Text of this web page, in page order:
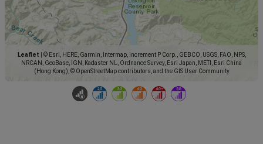
Leaflet
© Esri, HERE, Garmin, Intermap, increment P Corp., GEBCO, USGS, FAO, NPS,
NRCAN, GeoBase, IGN, Kadaster NL, Ordnance Survey, Esri Japan, METI, Esri China
(Hong Kong), © OpenStreetMap contributors, and the GIS User Community